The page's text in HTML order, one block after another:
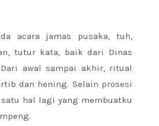
acara jamas pusaka, tuh,
tutur kata, baik dari Dinas
Dari awal sampai akhir, ritual
dan hening. Selain prosesi
satu hal lagi yang membuatku